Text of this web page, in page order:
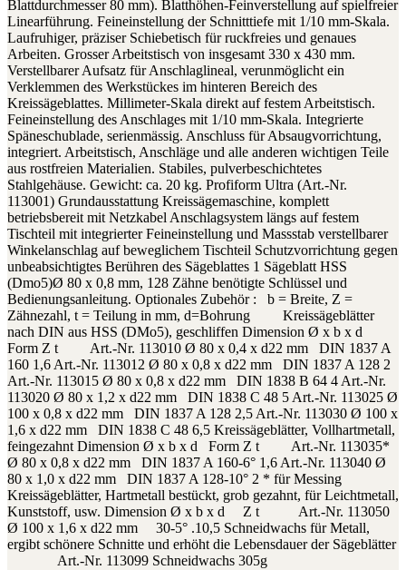
Blattdurchmesser 80 mm). Blatthöhen-Feinverstellung auf spielfreier
Linearführung. Feineinstellung der Schnitttiefe mit 1/10 mm-Skala.
Laufruhiger, präziser Schiebetisch für ruckfreies und genaues
Arbeiten. Grosser Arbeitstisch von insgesamt 330 x 430 mm.
Verstellbarer Aufsatz für Anschlaglineal, verunmöglicht ein
Verklemmen des Werkstückes im hinteren Bereich des
Kreissägeblattes. Millimeter-Skala direkt auf festem Arbeitstisch.
Feineinstellung des Anschlages mit 1/10 mm-Skala. Integrierte
Späneschublade, serienmässig. Anschluss für Absaugvorrichtung,
integriert. Arbeitstisch, Anschläge und alle anderen wichtigen Teile
aus rostfreien Materialien. Stabiles, pulverbeschichtetes
Stahlgehäuse. Gewicht: ca. 20 kg. Profiform Ultra (Art.-Nr.
113001) Grundausstattung Kreissägemaschine, komplett
betriebsbereit mit Netzkabel Anschlagsystem längs auf festem
Tischteil mit integrierter Feineinstellung und Massstab verstellbarer
Winkelanschlag auf beweglichem Tischteil Schutzvorrichtung gegen
unbeabsichtigtes Berühren des Sägeblattes 1 Sägeblatt HSS
(Dmo5)Ø 80 x 0,8 mm, 128 Zähne benötigte Schlüssel und
Bedienungsanleitung. Optionales Zubehör : b = Breite, Z =
Zähnezahl, t = Teilung in mm, d=Bohrung Kreissägeblätter
nach DIN aus HSS (DMo5), geschliffen Dimension Ø x b x d
Form Z t Art.-Nr. 113010 Ø 80 x 0,4 x d22 mm DIN 1837 A
160 1,6 Art.-Nr. 113012 Ø 80 x 0,8 x d22 mm DIN 1837 A 128 2
Art.-Nr. 113015 Ø 80 x 0,8 x d22 mm DIN 1838 B 64 4 Art.-Nr.
113020 Ø 80 x 1,2 x d22 mm DIN 1838 C 48 5 Art.-Nr. 113025 Ø
100 x 0,8 x d22 mm DIN 1837 A 128 2,5 Art.-Nr. 113030 Ø 100 x
1,6 x d22 mm DIN 1838 C 48 6,5 Kreissägeblätter, Vollhartmetall,
feingezahnt Dimension Ø x b x d Form Z t Art.-Nr. 113035*
Ø 80 x 0,8 x d22 mm DIN 1837 A 160-6° 1,6 Art.-Nr. 113040 Ø
80 x 1,0 x d22 mm DIN 1837 A 128-10° 2 * für Messing
Kreissägeblätter, Hartmetall bestückt, grob gezahnt, für Leichtmetall,
Kunststoff, usw. Dimension Ø x b x d Z t Art.-Nr. 113050
Ø 100 x 1,6 x d22 mm 30-5° .10,5 Schneidwachs für Metall,
ergibt schönere Schnitte und erhöht die Lebensdauer der Sägeblätter
Art.-Nr. 113099 Schneidwachs 305g